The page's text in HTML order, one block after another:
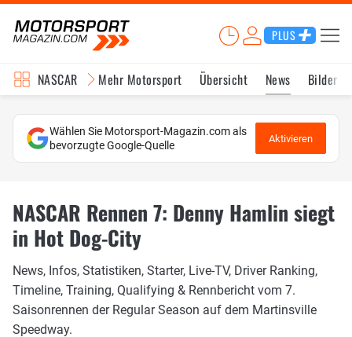
PLUS
NASCAR Mehr Motorsport Übersicht News Bilder
Wählen Sie Motorsport-Magazin.com als
bevorzugte Google-Quelle
Aktivieren
NASCAR Rennen 7: Denny Hamlin siegt
in Hot Dog-City
News, Infos, Statistiken, Starter, Live-TV, Driver Ranking,
Timeline, Training, Qualifying & Rennbericht vom 7.
Saisonrennen der Regular Season auf dem Martinsville
Speedway.